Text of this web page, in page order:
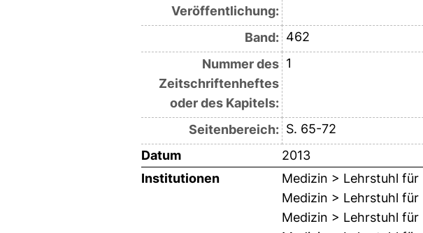
Veröffentlichung:
Band: 462
Nummer des
Zeitschriftenheftes
oder des Kapitels:
1
Seitenbereich: S. 65-72
Datum
2013
Institutionen
Medizin > Lehrstuhl
Medizin > Lehrstuhl
Medizin > Lehrstuhl